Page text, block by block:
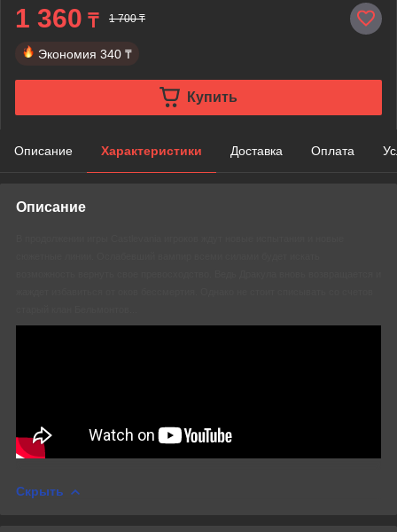
1 360 ₸ 1 700 ₸
Экономия 340 ₸
Купить
Описание Характеристики Доставка Оплата
Описание
Скрыть